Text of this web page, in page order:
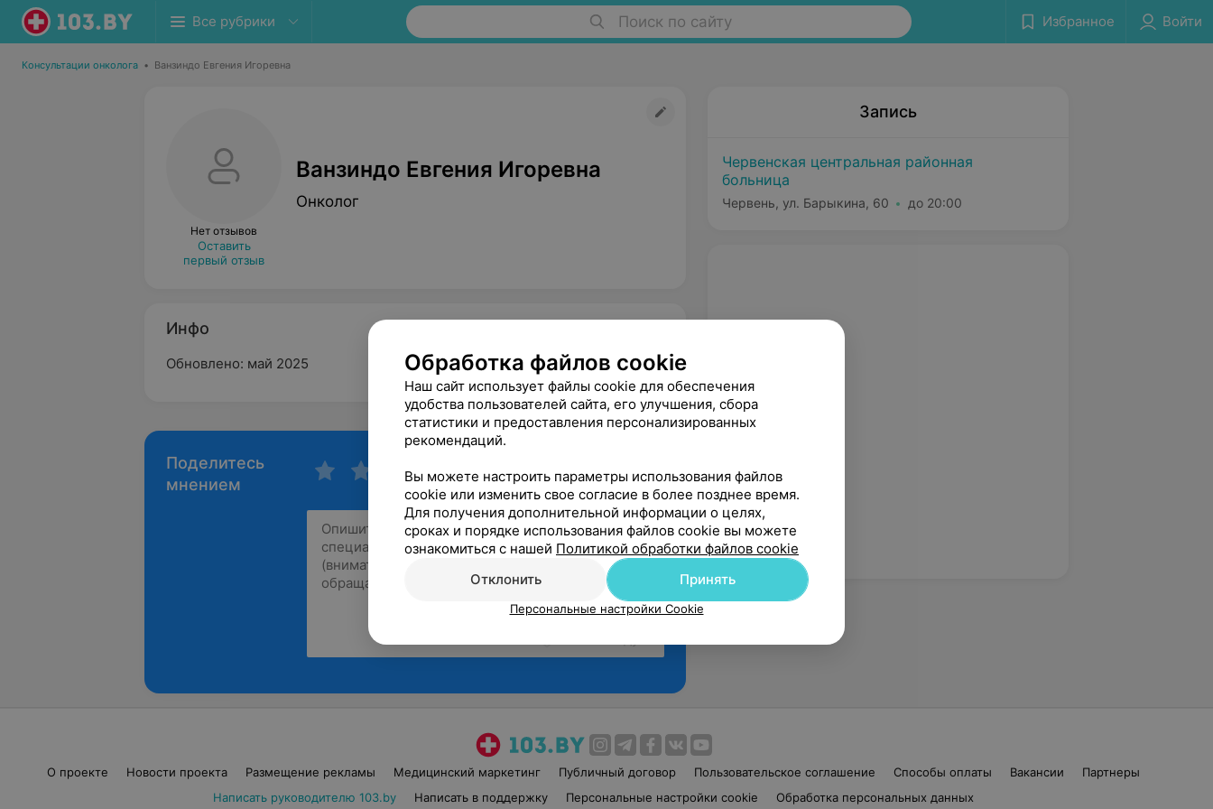
Все рубрики Поиск по сайту Избранное Войти
Консультации онколога • Ванзиндо Евгения Игоревна
Нет отзывов
Оставить
первый отзыв
Ванзиндо Евгения Игоревна
Онколог
Инфо
Обновлено: май 2025
Поделитесь
мнением
Запись
Червенская центральная районная
больница
Червень, ул. Барыкина, 60 до 20:00
О проекте Новости проекта Размещение рекламы Медицинский маркетинг Публичный договор Пользовательское соглашение Способы оплаты Вакансии
Партнеры
Написать руководителю 103.by
Написать в поддержку Персональные настройки cookie Обработка персональных данных
Обработка файлов cookie
Наш сайт использует файлы cookie для обеспечения
удобства пользователей сайта, его улучшения, сбора
статистики и предоставления персонализированных
рекомендаций.
Вы можете настроить параметры использования файлов
cookie или изменить свое согласие в более позднее время.
Для получения дополнительной информации о целях,
сроках и порядке использования файлов cookie вы можете
ознакомиться с нашей Политикой обработки файлов cookie
Отклонить
Принять
Персональные настройки Cookie